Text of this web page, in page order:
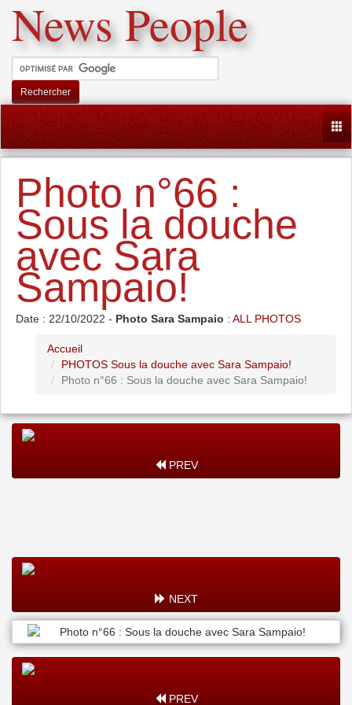
News People
Rechercher
Photo n°66 :
Sous la douche
avec Sara
Sampaio!
Date : 22/10/2022 - Photo Sara Sampaio : ALL PHOTOS
Accueil
PHOTOS Sous la douche avec Sara Sampaio!
Photo n°66 : Sous la douche avec Sara Sampaio!
PREV
NEXT
PREV